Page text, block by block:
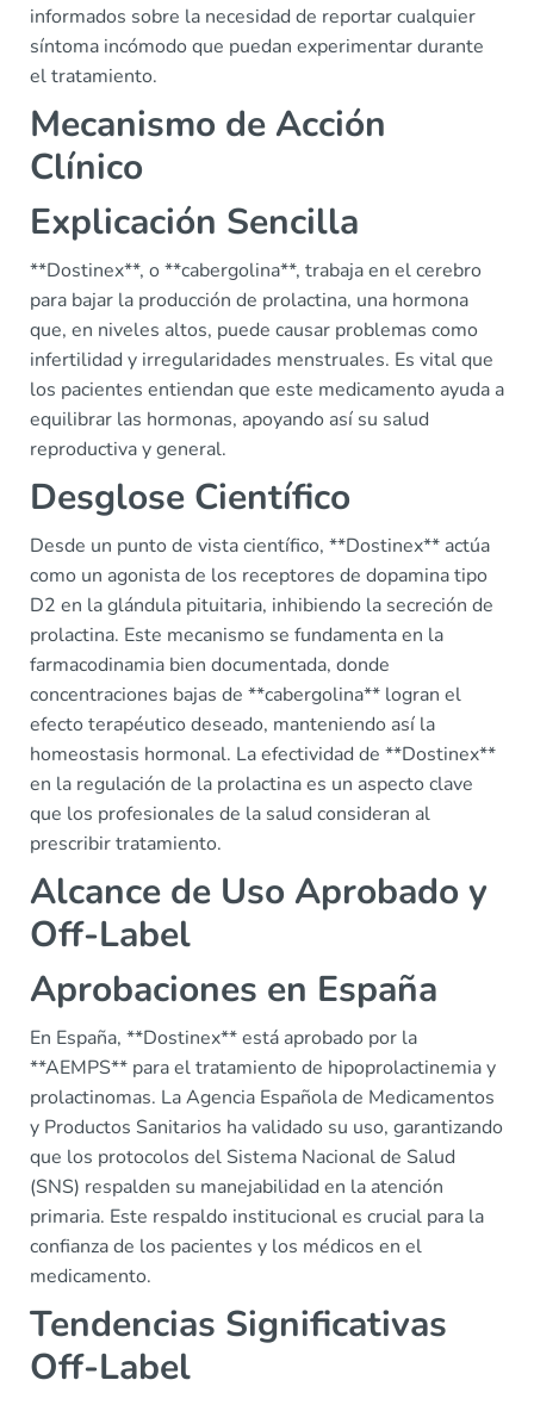
informados sobre la necesidad de reportar cualquier
síntoma incómodo que puedan experimentar durante
el tratamiento.
Mecanismo de Acción
Clínico
Explicación Sencilla
**Dostinex**, o **cabergolina**, trabaja en el cerebro
para bajar la producción de prolactina, una hormona
que, en niveles altos, puede causar problemas como
infertilidad y irregularidades menstruales. Es vital que
los pacientes entiendan que este medicamento ayuda a
equilibrar las hormonas, apoyando así su salud
reproductiva y general.
Desglose Científico
Desde un punto de vista científico, **Dostinex** actúa
como un agonista de los receptores de dopamina tipo
D2 en la glándula pituitaria, inhibiendo la secreción de
prolactina. Este mecanismo se fundamenta en la
farmacodinamia bien documentada, donde
concentraciones bajas de **cabergolina** logran el
efecto terapéutico deseado, manteniendo así la
homeostasis hormonal. La efectividad de **Dostinex**
en la regulación de la prolactina es un aspecto clave
que los profesionales de la salud consideran al
prescribir tratamiento.
Alcance de Uso Aprobado y
Off-Label
Aprobaciones en España
En España, **Dostinex** está aprobado por la
**AEMPS** para el tratamiento de hipoprolactinemia y
prolactinomas. La Agencia Española de Medicamentos
y Productos Sanitarios ha validado su uso, garantizando
que los protocolos del Sistema Nacional de Salud
(SNS) respalden su manejabilidad en la atención
primaria. Este respaldo institucional es crucial para la
confianza de los pacientes y los médicos en el
medicamento.
Tendencias Significativas
Off-Label